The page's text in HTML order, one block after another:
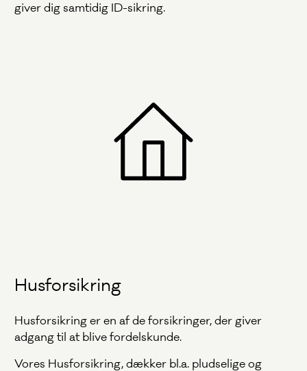
giver dig samtidig ID-sikring.
Husforsikring
Husforsikring er en af de forsikringer, der giver
adgang til at blive fordelskunde.
Vores Husforsikring, dækker bl.a. pludselige og